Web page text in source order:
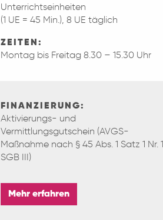
Unterrichtseinheiten
(1 UE = 45 Min.), 8 UE täglich
ZEITEN:
Montag bis Freitag 8.30 – 15.30 Uhr
FINANZIERUNG:
Aktivierungs- und
Vermittlungsgutschein (AVGS-
Maßnahme nach § 45 Abs. 1 Satz 1 Nr. 1
SGB III)
Mehr erfahren